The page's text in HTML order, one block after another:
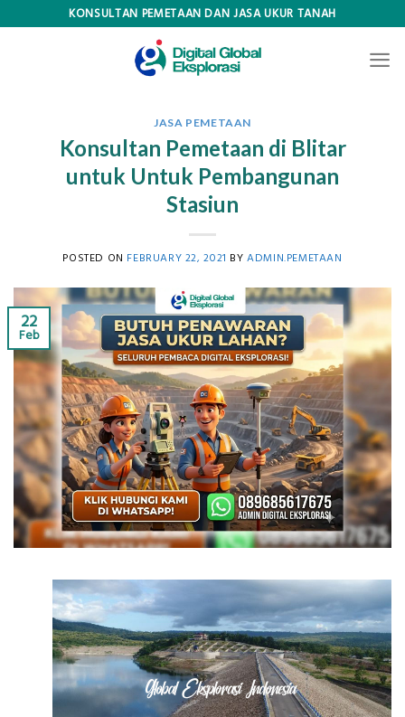
KONSULTAN PEMETAAN DAN JASA UKUR TANAH
JASA PEMETAAN
Konsultan Pemetaan di Blitar
untuk Untuk Pembangunan
Stasiun
POSTED ON FEBRUARY 22, 2021 BYADMIN.PEMETAAN
22
Feb